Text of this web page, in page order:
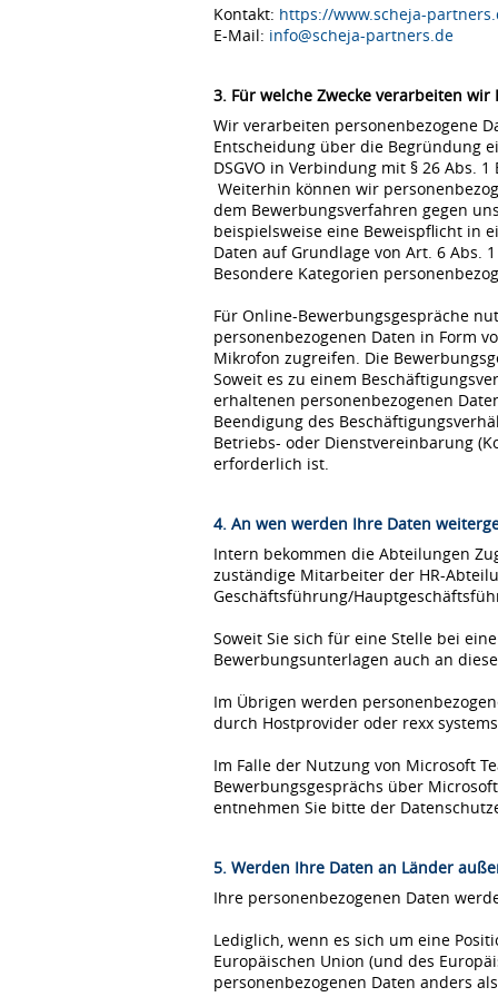
Kontakt: https://www.scheja-
E-Mail: info@scheja-partners.de
3. Für welche Zwecke verarbeiten
Wir verarbeiten personenbezogene
Entscheidung über die Begründung
DSGVO in Verbindung mit § 26 Abs. 1
Weiterhin können wir
dem Bewerbungsverfahren gegen
beispielsweise eine Beweispflicht in
Daten auf Grundlage von Art. 6 Abs.
Besondere Kategorien
Für Online-Bewerbungsgespräche
personenbezogenen Daten in Form
Mikrofon zugreifen. Die
Soweit es zu einem
erhaltenen personenbezogenen
Beendigung des
Betriebs- oder Dienstvereinbarung
erforderlich ist.
4. An wen werden Ihre Daten
Intern bekommen die Abteilungen
zuständige Mitarbeiter der HR-
Geschäftsführung/
Soweit Sie sich für eine Stelle bei
Bewerbungsunterlagen auch an
Im Übrigen werden
durch Hostprovider oder rexx
Im Falle der Nutzung von Microsoft
Bewerbungsgesprächs über
entnehmen Sie bitte der
5. Werden Ihre Daten an Länder
Ihre personenbezogenen Daten
Lediglich, wenn es sich um eine
Europäischen Union (und des
personenbezogenen Daten anders